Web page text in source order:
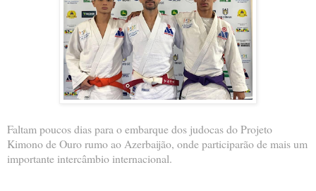
Faltam poucos dias para o embarque dos judocas do Projeto
Kimono de Ouro rumo ao Azerbaijão, onde participarão de mais um
importante intercâmbio internacional.